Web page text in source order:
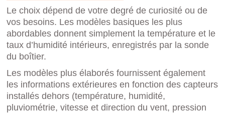
Le choix dépend de votre degré de curiosité ou de
vos besoins. Les modèles basiques les plus
abordables donnent simplement la température et le
taux d’humidité intérieurs, enregistrés par la sonde
du boîtier.
Les modèles plus élaborés fournissent également
les informations extérieures en fonction des capteurs
installés dehors (température, humidité,
pluviométrie, vitesse et direction du vent, pression